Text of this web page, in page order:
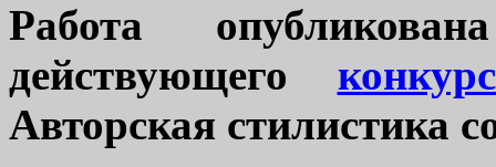
Работа
действующего
Авторская стилистика